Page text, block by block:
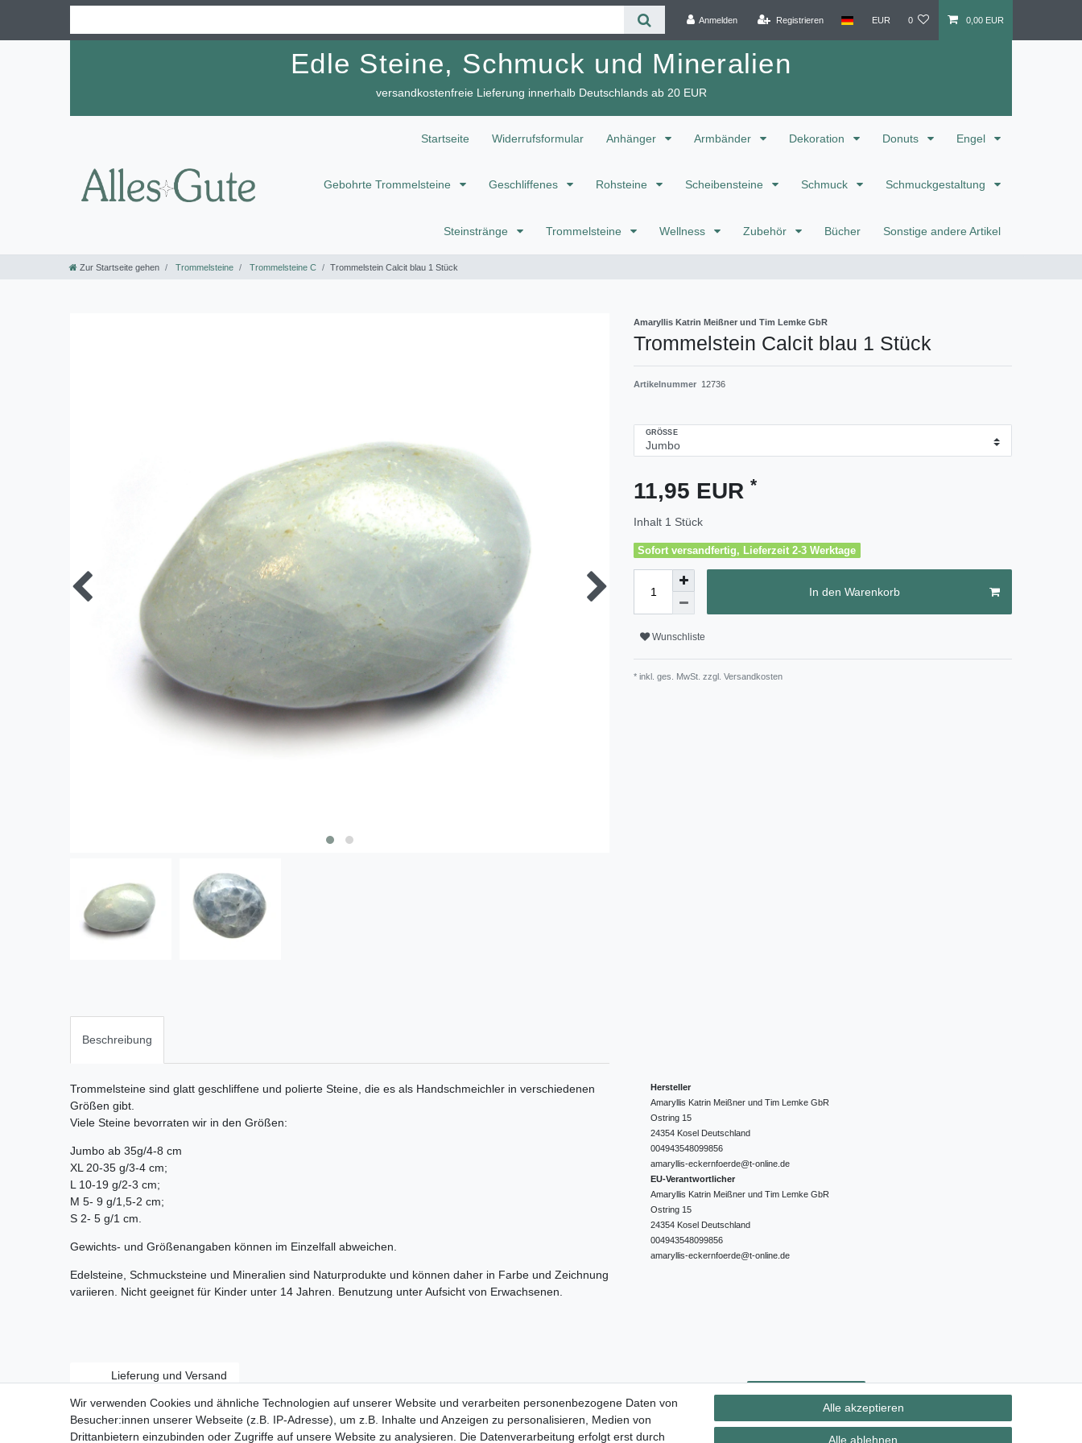
Anmelden Registrieren EUR 0 0,00 EUR
Edle Steine, Schmuck und Mineralien
versandkostenfreie Lieferung innerhalb Deutschlands ab 20 EUR
Startseite Widerrufsformular Anhänger Armbänder Dekoration Donuts Engel
Gebohrte Trommelsteine Geschliffenes Rohsteine Scheibensteine Schmuck Schmuckgestaltung
Steinstränge Trommelsteine Wellness Zubehör Bücher Sonstige andere Artikel
Zur Startseite gehen Trommelsteine Trommelsteine C Trommelstein Calcit blau 1 Stück
Amaryllis Katrin Meißner und Tim Lemke GbR
Trommelstein Calcit blau 1 Stück
Artikelnummer 12736
GRÖSSE
11,95 EUR *
Inhalt 1 Stück
Sofort versandfertig, Lieferzeit 2-3 Werktage
In den Warenkorb
Wunschliste
* inkl. ges. MwSt. zzgl. Versandkosten
Beschreibung
Trommelsteine sind glatt geschliffene und polierte Steine, die es als Handschmeichler in verschiedenen
Größen gibt.
Viele Steine bevorraten wir in den Größen:
Jumbo ab 35g/4-8 cm
XL 20-35 g/3-4 cm;
L 10-19 g/2-3 cm;
M 5- 9 g/1,5-2 cm;
S 2- 5 g/1 cm.
Gewichts- und Größenangaben können im Einzelfall abweichen.
Edelsteine, Schmucksteine und Mineralien sind Naturprodukte und können daher in Farbe und Zeichnung
variieren. Nicht geeignet für Kinder unter 14 Jahren. Benutzung unter Aufsicht von Erwachsenen.
Hersteller
Amaryllis Katrin Meißner und Tim Lemke GbR
Ostring 15
24354 Kosel Deutschland
004943548099856
amaryllis-eckernfoerde@t-online.de
EU-Verantwortlicher
Amaryllis Katrin Meißner und Tim Lemke GbR
Ostring 15
24354 Kosel Deutschland
004943548099856
amaryllis-eckernfoerde@t-online.de
Lieferung und Versand
Widerrufs­recht Vertrag widerrufen Kontakt
Wir verwenden Cookies und ähnliche Technologien auf unserer Website und verarbeiten personenbezogene Daten von
Besucher:innen unserer Webseite (z.B. IP-Adresse), um z.B. Inhalte und Anzeigen zu personalisieren, Medien von
Drittanbietern einzubinden oder Zugriffe auf unsere Website zu analysieren. Die Datenverarbeitung erfolgt erst durch
Alle akzeptieren
Alle ablehnen